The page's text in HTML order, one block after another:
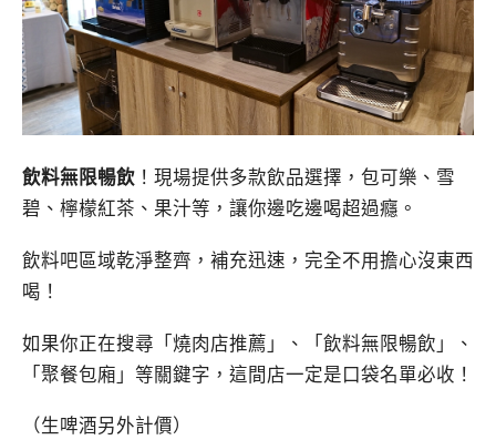
飲料無限暢飲 ！現場提供多款飲品選擇，包可樂、雪
碧、檸檬紅茶、果汁等，讓你邊吃邊喝超過癮。
飲料吧區域乾淨整齊，補充迅速，完全不用擔心沒東西
喝！
如果你正在搜尋「燒肉店推薦」、「飲料無限暢飲」、
「聚餐包廂」等關鍵字，這間店一定是口袋名單必收！
（生啤酒另外計價）